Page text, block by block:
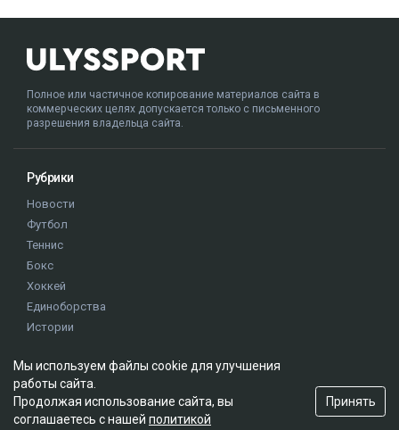
Полное или частичное копирование материалов сайта в
коммерческих целях допускается только с письменного
разрешения владельца сайта.
Рубрики
Новости
Футбол
Теннис
Бокс
Хоккей
Единоборства
Истории
Редакция
О проекте
Мы используем файлы cookie для улучшения
работы сайта.
Продолжая использование сайта, вы
соглашаетесь с нашей политикой
Принять